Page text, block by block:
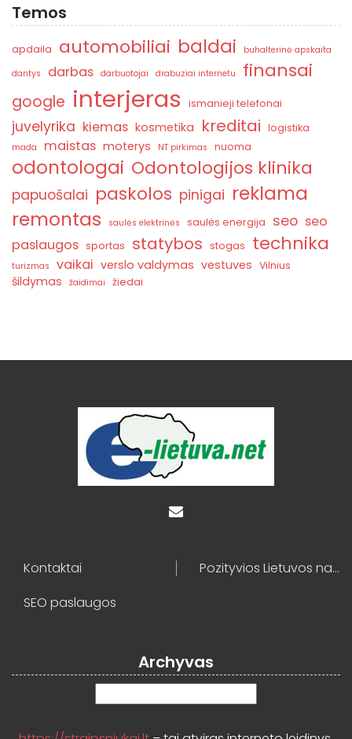
Temos
apdaila automobiliai baldai
buhalterinė apskaita
dantys
darbas darbuotojai drabuziai internetu finansai
google interjeras ismanieji telefonai
juvelyrika kiemas kosmetika kreditai logistika
mada maistas moterys NT pirkimas nuoma
odontologai Odontologijos klinika
papuošalai paskolos pinigai reklama
remontas
saulės elektrinės saulės energija seo seo
paslaugos sportas statybos stogas technika
turizmas vaikai verslo valdymas vestuves Vilnius
šildymas žaidimai žiedai
Kontaktai
Pozityvios Lietuvos naujienos
SEO paslaugos
Archyvas